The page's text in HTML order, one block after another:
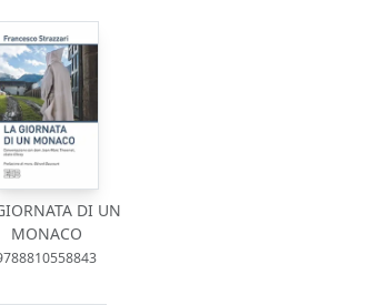
DI UN
MONACO